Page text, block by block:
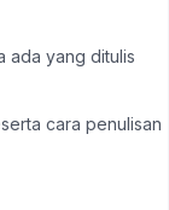
ada yang ditulis
cara penulisan